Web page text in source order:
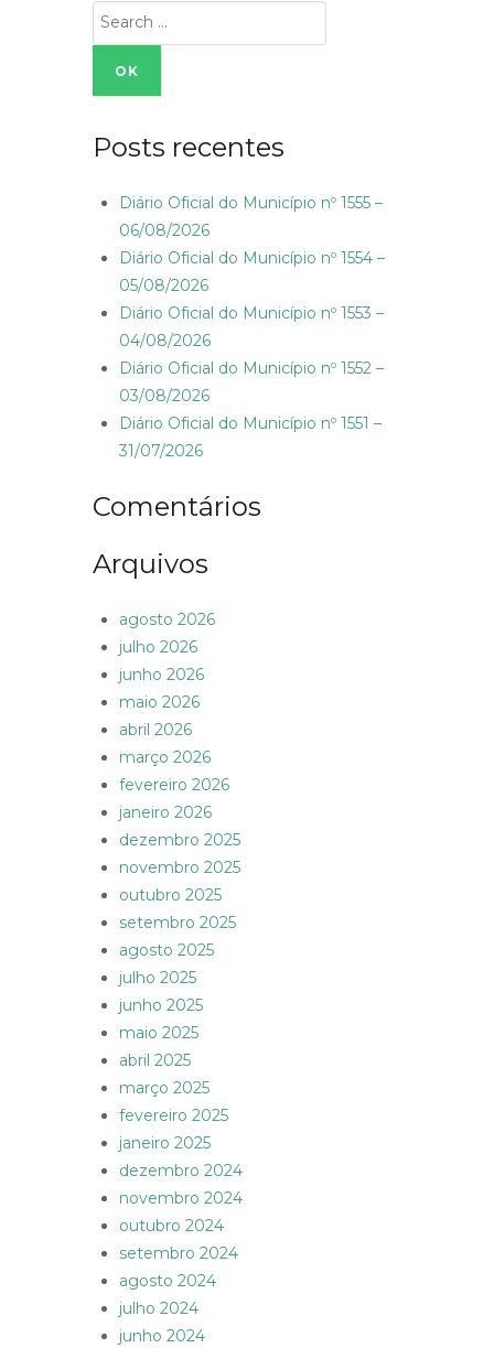
Search
for:
Posts recentes
Diário Oficial do Município nº 1555 –
06/08/2026
Diário Oficial do Município nº 1554 –
05/08/2026
Diário Oficial do Município nº 1553 –
04/08/2026
Diário Oficial do Município nº 1552 –
03/08/2026
Diário Oficial do Município nº 1551 –
31/07/2026
Comentários
Arquivos
agosto 2026
julho 2026
junho 2026
maio 2026
abril 2026
março 2026
fevereiro 2026
janeiro 2026
dezembro 2025
novembro 2025
outubro 2025
setembro 2025
agosto 2025
julho 2025
junho 2025
maio 2025
abril 2025
março 2025
fevereiro 2025
janeiro 2025
dezembro 2024
novembro 2024
outubro 2024
setembro 2024
agosto 2024
julho 2024
junho 2024